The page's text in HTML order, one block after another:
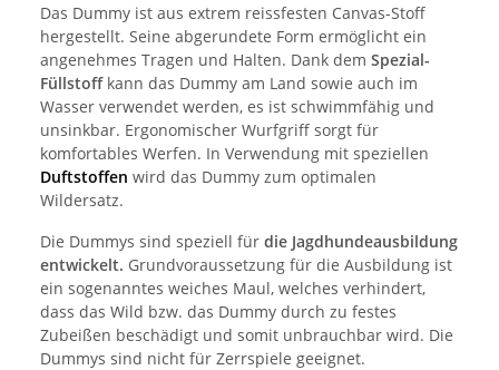
Das Dummy ist aus extrem reissfesten Canvas-Stoff
hergestellt. Seine abgerundete Form ermöglicht ein
angenehmes Tragen und Halten. Dank dem Spezial-
Füllstoffkann das Dummy am Land sowie auch im
Wasser verwendet werden, es ist schwimmfähig und
unsinkbar. Ergonomischer Wurfgriff sorgt für
komfortables Werfen. In Verwendung mit speziellen
Duftstoffen wird das Dummy zum optimalen
Wildersatz.
Die Dummys sind speziell für die Jagdhundeausbildung
entwickelt. Grundvoraussetzung für die Ausbildung ist
ein sogenanntes weiches Maul, welches verhindert,
dass das Wild bzw. das Dummy durch zu festes
Zubeißen beschädigt und somit unbrauchbar wird. Die
Dummys sind nicht für Zerrspiele geeignet.